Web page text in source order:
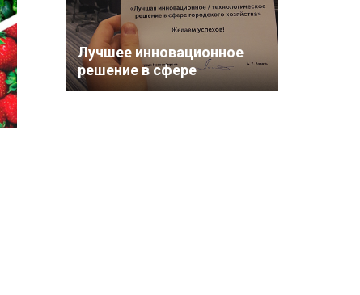
Лучшее инновационное
решение в сфере
городского хозяйства!